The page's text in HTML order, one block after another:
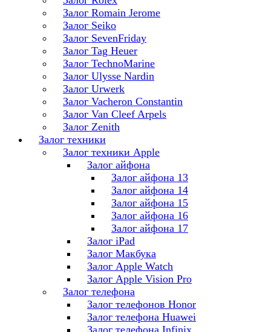
Залог Romain Jerome
Залог Seiko
Залог SevenFriday
Залог Tag Heuer
Залог TechnoMarine
Залог Ulysse Nardin
Залог Urwerk
Залог Vacheron Constantin
Залог Van Cleef Arpels
Залог Zenith
Залог техники
Залог техники Apple
Залог айфона
Залог айфона 13
Залог айфона 14
Залог айфона 15
Залог айфона 16
Залог айфона 17
Залог iPad
Залог Макбука
Залог Apple Watch
Залог Apple Vision Pro
Залог телефона
Залог телефонов Honor
Залог телефона Huawei
Залог телефона Infinix